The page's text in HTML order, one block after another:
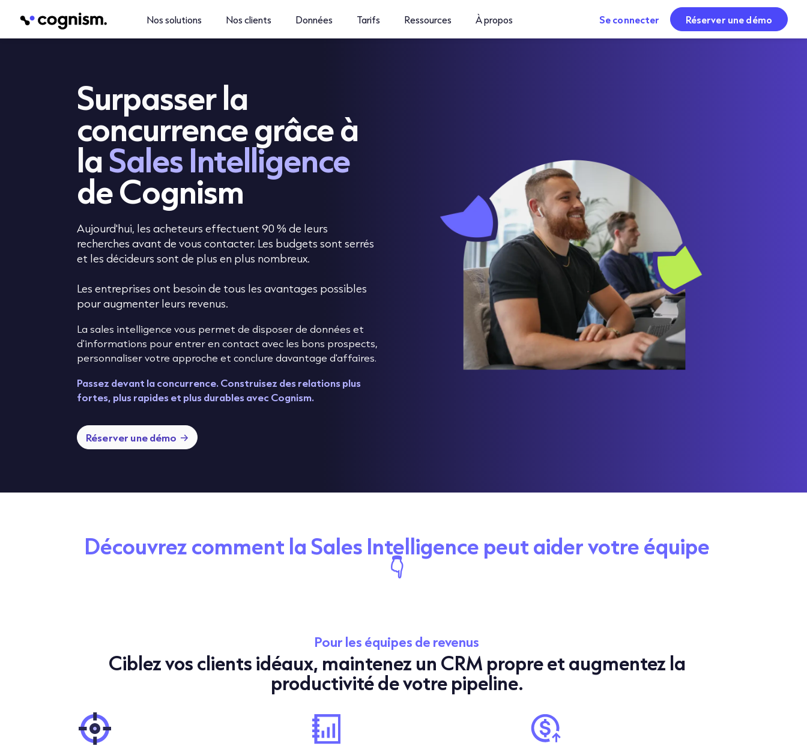
Nos solutions Nos clients Données Tarifs Ressources À propos Se connecter Réserver une démo
Surpasser la
concurrence grâce à
laSales Intelligence
de Cognism
Aujourd'hui, les acheteurs effectuent 90 % de leurs
recherches avant de vous contacter. Les budgets sont serrés
et les décideurs sont de plus en plus nombreux.
Les entreprises ont besoin de tous les avantages possibles
pour augmenter leurs revenus.
La sales intelligence vous permet de disposer de données et
d'informations pour entrer en contact avec les bons prospects,
personnaliser votre approche et conclure davantage d'affaires.
Passez devant la concurrence. Construisez des relations plus
fortes, plus rapides et plus durables avec Cognism.
Réserver une démo
Découvrez comment la Sales Intelligence peut aider votre équipe
👇
Pour les équipes de revenus
Ciblez vos clients idéaux, maintenez un CRM propre et augmentez la
productivité de votre pipeline.